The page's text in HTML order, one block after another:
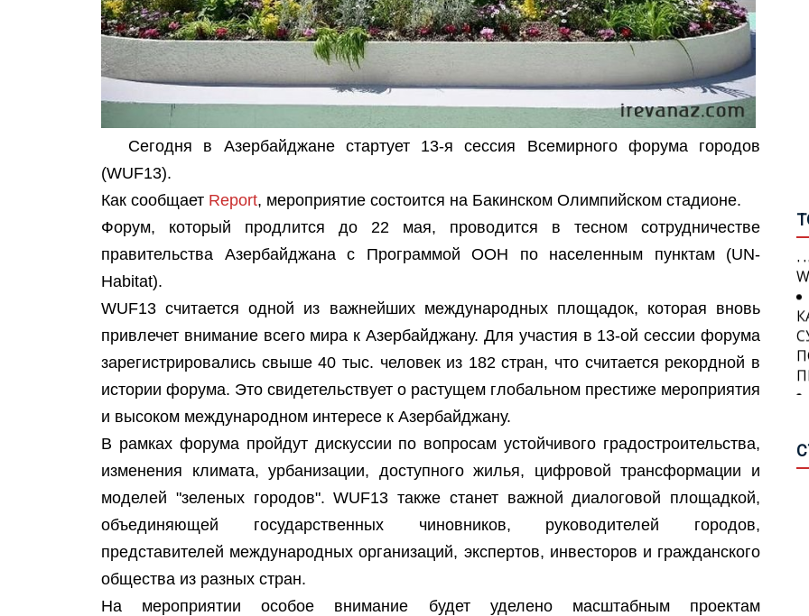
Сегодня в Азербайджане стартует 13-я сессия Всемирного форума городов
(WUF13).
Как сообщает Report, мероприятие состоится на Бакинском Олимпийском стадионе.
Форум, который продлится до 22 мая, проводится в тесном сотрудничестве
правительства Азербайджана с Программой ООН по населенным пунктам (UN-
Habitat).
WUF13 считается одной из важнейших международных площадок, которая вновь
привлечет внимание всего мира к Азербайджану. Для участия в 13-ой сессии форума
зарегистрировались свыше 40 тыс. человек из 182 стран, что считается рекордной в
истории форума. Это свидетельствует о растущем глобальном престиже мероприятия
и высоком международном интересе к Азербайджану.
В рамках форума пройдут дискуссии по вопросам устойчивого градостроительства,
изменения климата, урбанизации, доступного жилья, цифровой трансформации и
моделей "зеленых городов". WUF13 также станет важной диалоговой площадкой,
объединяющей государственных чиновников, руководителей городов,
представителей международных организаций, экспертов, инвесторов и гражданского
общества из разных стран.
На мероприятии особое внимание будет уделено масштабным проектам